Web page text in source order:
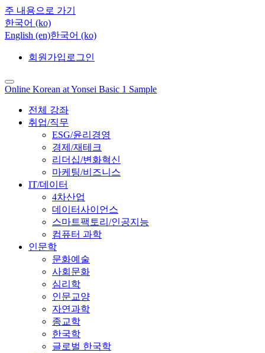
주 내용으로 가기
한국어 ‎(ko)‎
English ‎(en)‎한국어 ‎(ko)‎
회원가입 로그인
Online Korean at Yonsei Basic 1 Sample
전체 강좌
취업/직무
ESG/윤리경영
경제/재테크
리더십/변화혁신
마케팅/비즈니스
IT/데이터
4차산업
데이터사이언스
스마트팩토리/인공지능
컴퓨터 과학
인문학
문화예술
사회문화
심리학
인문교양
자연과학
종교학
한국학
글로벌 한국학